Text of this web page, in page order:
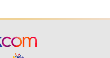
Simpatik